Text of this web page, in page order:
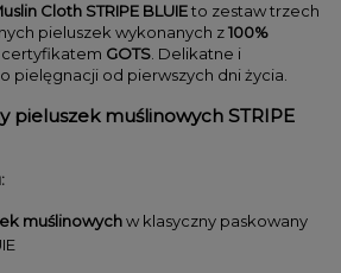
Cloth STRIPE BLUIEto zestaw trzech
pieluszek wykonanych z100%
GOTS. Delikatne i
pielęgnacji od pierwszych dni życia.
pieluszek muślinowych STRIPE
muślinowychw klasyczny paskowany